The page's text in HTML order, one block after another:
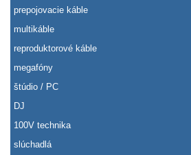
prepojovacie káble
multikáble
reproduktorové káble
megafóny
štúdio / PC
DJ
100V technika
slúchadlá